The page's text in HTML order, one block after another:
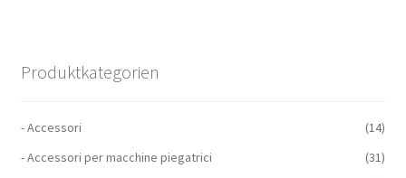
Produktkategorien
- Accessori
(14)
- Accessori per macchine piegatrici
(31)